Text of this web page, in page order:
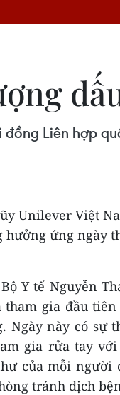
Liên hợp
Unilever Việt
hưởng ứng ngày
Y tế Nguyễn
gia đầu
Ngày này có sự
gia rửa tay
của mỗi người
tránh dịch